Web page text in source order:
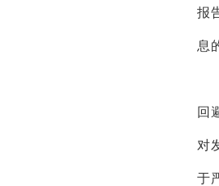
报
息
回
对
于